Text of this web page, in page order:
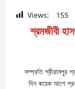
Views: 155
শ্রমজীবী
সম্প্রতি শ্রীরামপুর
দিন কয়েক আগে